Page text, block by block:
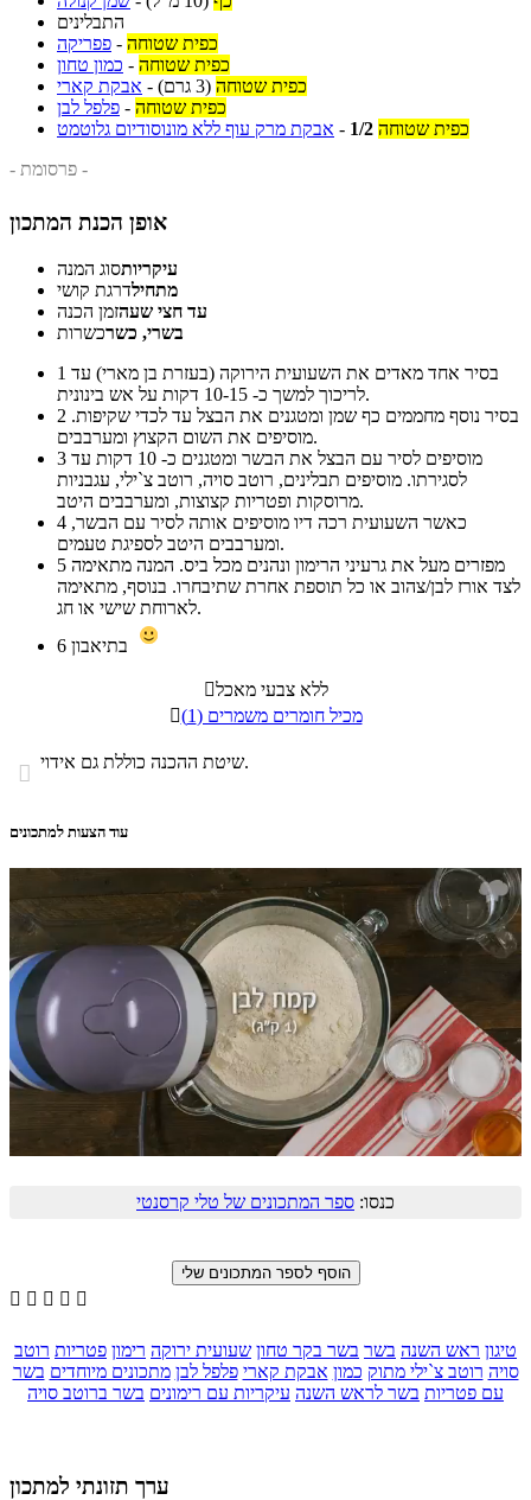
התבלינים
פפריקה - כפית שטוחה
כמון טחון - כפית שטוחה
אבקת קארי - כפית שטוחה (3 גרם)
פלפל לבן - כפית שטוחה
אבקת מרק עוף ללא מונוסודיום גלוטמט - 1/2 כפית שטוחה
- פרסומת -
אופן הכנת המתכון
עיקריותסוג המנה
מתחילדרגת קושי
עד חצי שעהזמן הכנה
בשרי, כשרכשרות
1
לריכוך למשך כ- 10-15 דקות על אש בינונית.
2
מוסיפים את השום הקצוץ ומערבבים.
3
לסגירתו. מוסיפים תבלינים, רוטב סויה, רוטב צ`ילי, עגבניות
מרוסקות ופטריות קצוצות, ומערבבים היטב.
4
ומערבבים היטב לספיגת טעמים.
5
לצד אורז לבן/צהוב או כל תוספת אחרת שתיבחרו. בנוסף, מתאימה
לארוחת שישי או חג.
6
ללא צבעי מאכל

מכיל חומרים משמרים (1)
 שיטת ההכנה כוללת גם אידוי.
עוד הצעות למתכונים
כנסו: ספר המתכונים של טלי קרסנטי
    
טיגון ראש השנה בשר בשר בקר טחון שעועית ירוקה רימון פטריות רוטב
סויה רוטב צ`ילי מתוק כמון אבקת קארי פלפל לבן מתכונים מיוחדים בשר
עם פטריות בשר לראש השנה עיקריות עם רימונים בשר ברוטב סויה
ערך תזונתי למתכון